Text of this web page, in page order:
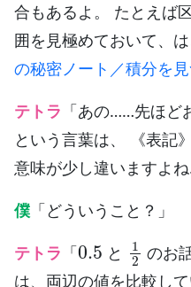
合もあるよ。 たとえば
囲を見極めておいて、
の秘密ノート／積分を見
テトラ 「あの……先ほど
という言葉は、 《表記
意味が少し違いますよ
僕 「どういうこと？」
テトラ 「
0.5
と
1
のお
は、両辺の値を比較し